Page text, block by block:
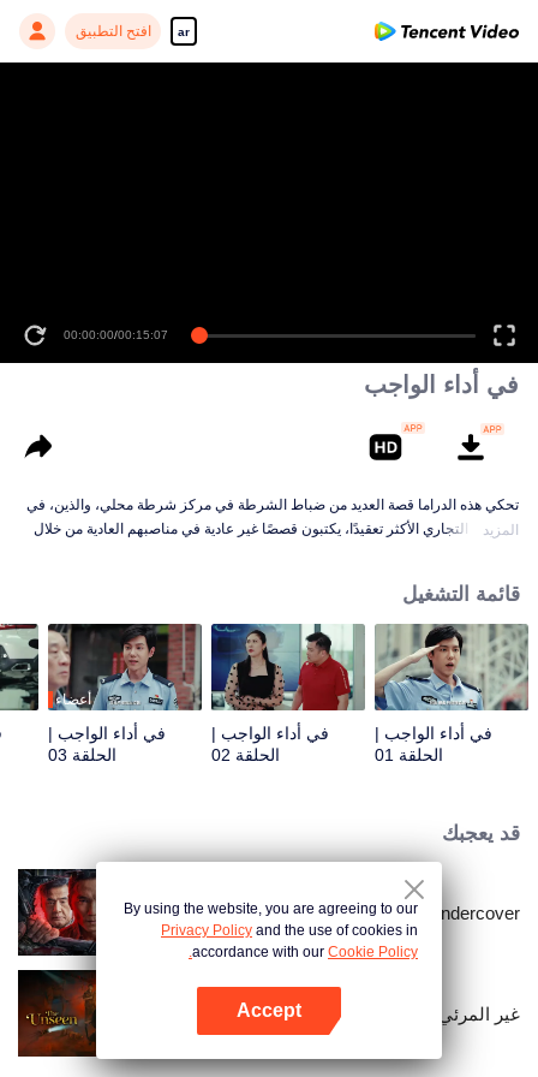
ar افتح التطبيق
00:00:00/00:15:07
في أداء الواجب
تحكي هذه الدراما قصة العديد من ضباط الشرطة في مركز شرطة محلي، والذين، في
المجتمع التجاري الأكثر تعقيدًا، يكتبون قصصًا غير عادية في مناصبهم العادية من خلال
المزيد
قائمة التشغيل
في أداء الواجب |
الحلقة 01
في أداء الواجب |
الحلقة 02
أعضاء
في أداء الواجب |
الحلقة 03
قد يعجبك
I'm undercover
غير المرئي
By using the website, you are agreeing to our
Privacy Policy and the use of cookies in
accordance with our Cookie Policy.
Accept